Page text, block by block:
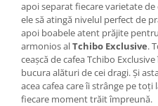
apoi separat fiecare varietate
ele să atingă nivelul perfect de
apoi boabele atent prăjite
armonios alTchibo Exclusive.
ceaşcă de cafea Tchibo
bucura alături de cei dragi. Și
acea cafea care îi strânge pe toți
fiecare moment trăit împreună.